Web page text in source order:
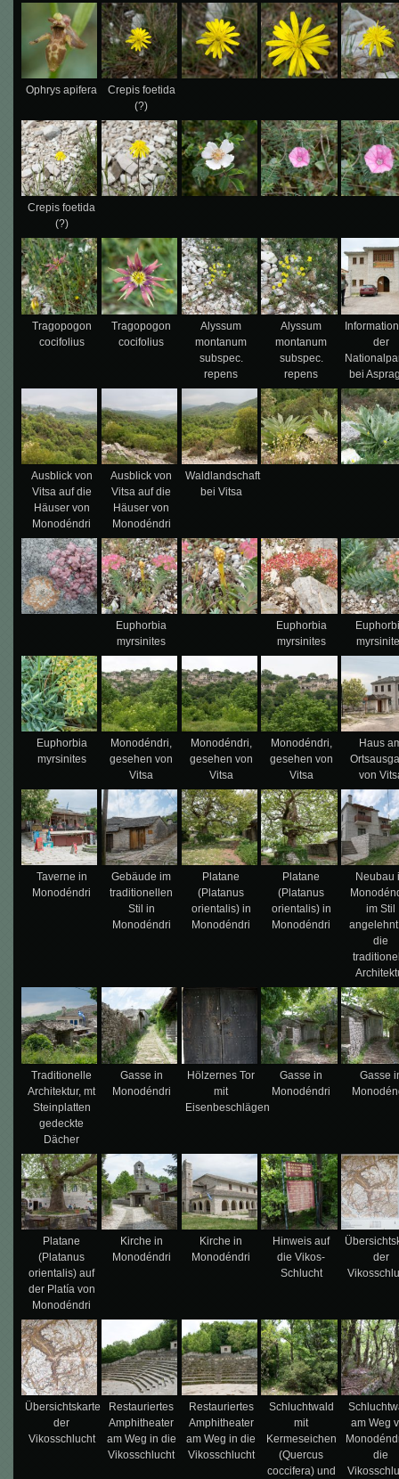
Ophrys apifera
Crepis foetida
(?)
Crepis foetida
(?)
Tragopogon
cocifolius
Tragopogon
cocifolius
Alyssum
montanum
subspec.
repens
Alyssum
montanum
subspec.
repens
der
bei
Ausblick von
Vitsa auf die
Häuser von
Monodéndri
Ausblick von
Vitsa auf die
Häuser von
Monodéndri
Waldlandschaft
bei Vitsa
Euphorbia
myrsinites
Euphorbia
myrsinites
Euphorbia
myrsinites
Monodéndri,
gesehen von
Vitsa
Monodéndri,
gesehen von
Vitsa
Monodéndri,
gesehen von
Vitsa
Haus
von
Taverne in
Monodéndri
Gebäude im
traditionellen
Stil in
Monodéndri
Platane
(Platanus
orientalis) in
Monodéndri
Platane
(Platanus
orientalis) in
Monodéndri
Neubau
im Stil
die
Traditionelle
Architektur, mt
Steinplatten
gedeckte
Dächer
Gasse in
Monodéndri
Hölzernes Tor
mit
Eisenbeschlägen
Gasse in
Monodéndri
Gasse
Platane
(Platanus
orientalis) auf
der Platía von
Monodéndri
Kirche in
Monodéndri
Kirche in
Monodéndri
Hinweis auf
die Vikos-
Schlucht
der
Übersichtskarte
der
Vikosschlucht
Restauriertes
Amphitheater
am Weg in die
Vikosschlucht
Restauriertes
Amphitheater
am Weg in die
Vikosschlucht
Schluchtwald
mit
Kermeseichen
(Quercus
coccifera) und
am Weg
die